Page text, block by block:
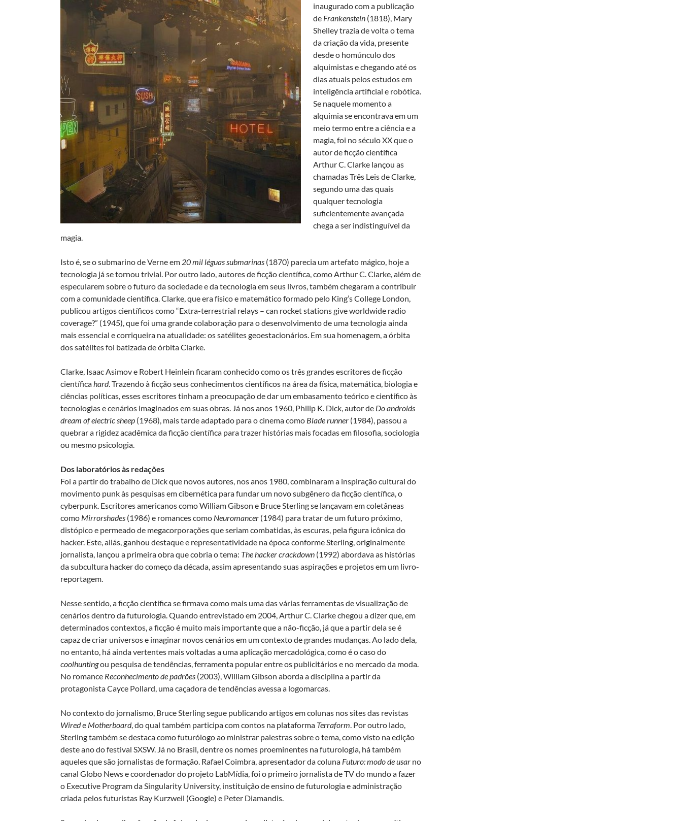
inaugurado com a publicação
de Frankenstein (1818), Mary
Shelley trazia de volta o tema
da criação da vida, presente
desde o homúnculo dos
alquimistas e chegando até os
dias atuais pelos estudos em
inteligência artificial e robótica.
Se naquele momento a
alquimia se encontrava em um
meio termo entre a ciência e a
magia, foi no século XX que o
autor de ficção científica
Arthur C. Clarke lançou as
chamadas Três Leis de Clarke,
segundo uma das quais
qualquer tecnologia
suficientemente avançada
chega a ser indistinguível da
magia.
Isto é, se o submarino de Verne em 20 mil léguas submarinas (1870) parecia um artefato mágico, hoje a
tecnologia já se tornou trivial. Por outro lado, autores de ficção científica, como Arthur C. Clarke, além de
especularem sobre o futuro da sociedade e da tecnologia em seus livros, também chegaram a contribuir
com a comunidade científica. Clarke, que era físico e matemático formado pelo King’s College London,
publicou artigos científicos como “Extra-terrestrial relays – can rocket stations give worldwide radio
coverage?” (1945), que foi uma grande colaboração para o desenvolvimento de uma tecnologia ainda
mais essencial e corriqueira na atualidade: os satélites geoestacionários. Em sua homenagem, a órbita
dos satélites foi batizada de órbita Clarke.
Clarke, Isaac Asimov e Robert Heinlein ficaram conhecido como os três grandes escritores de ficção
científica hard. Trazendo à ficção seus conhecimentos científicos na área da física, matemática, biologia e
ciências políticas, esses escritores tinham a preocupação de dar um embasamento teórico e científico às
tecnologias e cenários imaginados em suas obras. Já nos anos 1960, Philip K. Dick, autor de Do androids
dream of electric sheep (1968), mais tarde adaptado para o cinema como Blade runner (1984), passou a
quebrar a rigidez acadêmica da ficção científica para trazer histórias mais focadas em filosofia, sociologia
ou mesmo psicologia.
Dos laboratórios às redações
Foi a partir do trabalho de Dick que novos autores, nos anos 1980, combinaram a inspiração cultural do
movimento punk às pesquisas em cibernética para fundar um novo subgênero da ficção científica, o
cyberpunk. Escritores americanos como William Gibson e Bruce Sterling se lançavam em coletâneas
como Mirrorshades (1986) e romances como Neuromancer (1984) para tratar de um futuro próximo,
distópico e permeado de megacorporações que seriam combatidas, às escuras, pela figura icônica do
hacker. Este, aliás, ganhou destaque e representatividade na época conforme Sterling, originalmente
jornalista, lançou a primeira obra que cobria o tema: The hacker crackdown (1992) abordava as histórias
da subcultura hacker do começo da década, assim apresentando suas aspirações e projetos em um livro-
reportagem.
Nesse sentido, a ficção científica se firmava como mais uma das várias ferramentas de visualização de
cenários dentro da futurologia. Quando entrevistado em 2004, Arthur C. Clarke chegou a dizer que, em
determinados contextos, a ficção é muito mais importante que a não-ficção, já que a partir dela se é
capaz de criar universos e imaginar novos cenários em um contexto de grandes mudanças. Ao lado dela,
no entanto, há ainda vertentes mais voltadas a uma aplicação mercadológica, como é o caso do
coolhuntingou pesquisa de tendências, ferramenta popular entre os publicitários e no mercado da moda.
No romance Reconhecimento de padrões (2003), William Gibson aborda a disciplina a partir da
protagonista Cayce Pollard, uma caçadora de tendências avessa a logomarcas.
No contexto do jornalismo, Bruce Sterling segue publicando artigos em colunas nos sites das revistas
Wirede Motherboard, do qual também participa com contos na plataforma Terraform . Por outro lado,
Sterling também se destaca como futurólogo ao ministrar palestras sobre o tema, como visto na edição
deste ano do festival SXSW. Já no Brasil, dentre os nomes proeminentes na futurologia, há também
aqueles que são jornalistas de formação. Rafael Coimbra, apresentador da coluna Futuro: modo de usar no
canal Globo News e coordenador do projeto LabMídia, foi o primeiro jornalista de TV do mundo a fazer
o Executive Program da Singularity University, instituição de ensino de futurologia e administração
criada pelos futuristas Ray Kurzweil (Google) e Peter Diamandis.